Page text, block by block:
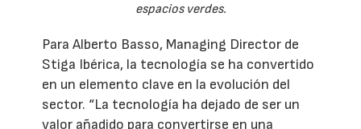
espacios verdes.
Para Alberto Basso, Managing Director de
Stiga Ibérica, la tecnología se ha convertido
en un elemento clave en la evolución del
sector. “La tecnología ha dejado de ser un
valor añadido para convertirse en una